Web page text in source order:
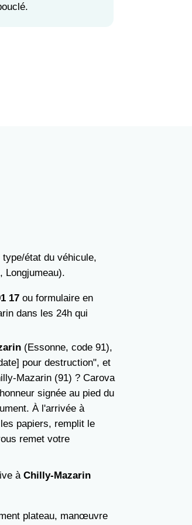
état du véhicule,
Longjumeau).
17 ou formulaire en
dans les 24h qui
(Essonne, code 91),
pour destruction", et
Mazarin (91) ? Carova
signée au pied du
À l'arrivée à
papiers, remplit le
remet votre
à Chilly-Mazarin
plateau, manœuvre